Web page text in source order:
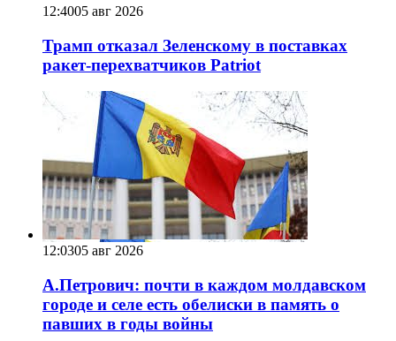
12:4005 авг 2026
Трамп отказал Зеленскому в поставках
ракет-перехватчиков Patriot
12:0305 авг 2026
А.Петрович: почти в каждом молдавском
городе и селе есть обелиски в память о
павших в годы войны